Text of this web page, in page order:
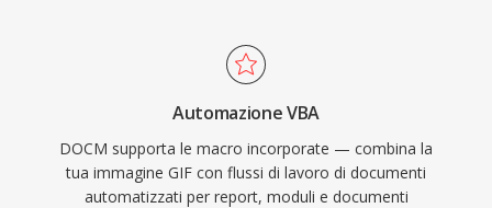
Automazione VBA
DOCM supporta le macro incorporate — combina la
tua immagine GIF con flussi di lavoro di documenti
automatizzati per report, moduli e documenti